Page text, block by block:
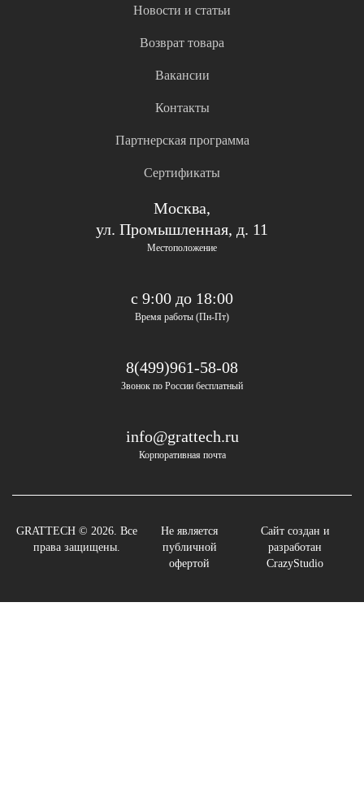
Новости и статьи
Возврат товара
Вакансии
Контакты
Партнерская программа
Сертификаты
Москва,
ул. Промышленная, д. 11
Местоположение
с 9:00 до 18:00
Время работы (Пн-Пт)
8(499)961-58-08
Звонок по России бесплатный
info@grattech.ru
Корпоративная почта
GRATTECH © 2026. Все
права защищены.
Не является
публичной
офертой
Сайт создан и
разработан
CrazyStudio